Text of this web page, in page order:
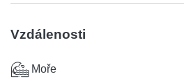
Vzdálenosti
Moře